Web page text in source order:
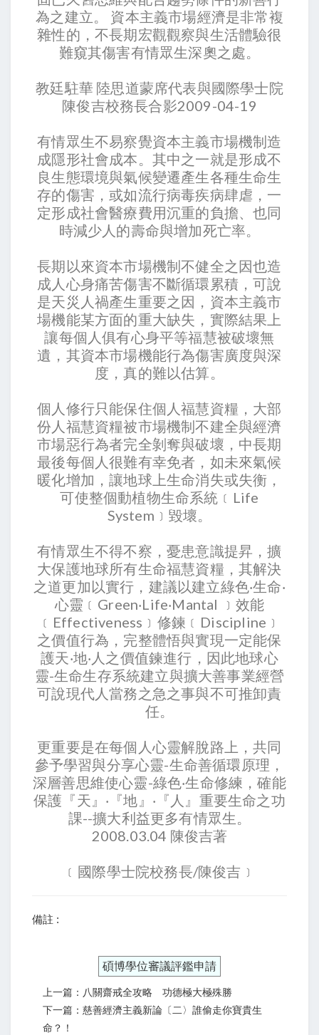
為之建立。 資本主義市場經濟是非常複
雜性的，不長期宏觀觀察與生活體驗很
難窺其傷害有情眾生深奧之處。
教廷駐華 陸思道蒙席代表與國際學士院
陳俊吉校務長合影2009-04-19
有情眾生不易察覺資本主義市場機制造
成隱形社會成本。其中之一就是形成不
良生態環境與氣候變遷產生各種生命生
存的傷害，或如流行病毒疾病肆虐，一
定形成社會醫療費用沉重的負擔、也同
時減少人的壽命與增加死亡率。
長期以來資本市場機制不健全之因也造
成人心身痛苦傷害不斷循環累積，可說
是天災人禍產生重要之因，資本主義市
場機能某方面的重大缺失，實際結果上
讓每個人俱有心身平等福慧被破壞無
遺，其資本市場機能行為傷害廣度與深
度，真的難以估算。
個人修行只能保住個人福慧資糧，大部
份人福慧資糧被市場機制不建全與經濟
市場惡行為者完全剝奪與破壞，中長期
最後每個人很難有幸免者，如未來氣候
暖化增加，讓地球上生命消失或失衡，
可使整個動植物生命系統﹝Life
System﹞毀壞。
有情眾生不得不察，憂患意識提昇，擴
大保護地球所有生命福慧資糧，其解決
之道更加以實行，建議以建立綠色‧生命‧
心靈﹝Green‧Life‧Mantal ﹞效能
﹝Effectiveness﹞修鍊﹝Discipline﹞
之價值行為，完整體悟與實現一定能保
護天‧地‧人之價值鍊進行，因此地球心
靈-生命生存系統建立與擴大善事業經營
可說現代人當務之急之事與不可推卸責
任。
更重要是在每個人心靈解脫路上，共同
參予學習與分享心靈-生命善循環原理，
深層善思維使心靈-綠色‧生命修練，確能
保護『天』‧『地』‧『人』重要生命之功
課--擴大利益更多有情眾生。
2008.03.04 陳俊吉著
﹝國際學士院校務長/陳俊吉﹞
備註 :
碩博學位審議評鑑申請
上一篇：八關齋戒全攻略 功德極大極殊勝
下一篇：慈善經濟主義新論〔二〉誰偷走你寶貴生
命？！